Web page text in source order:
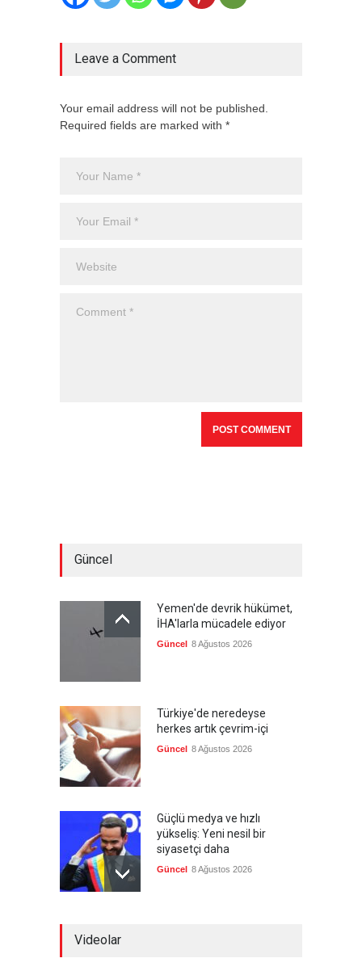
Leave a Comment
Your email address will not be published.
Required fields are marked with *
Güncel
Yemen'de devrik hükümet,
İHA'larla mücadele ediyor
Güncel 8 Ağustos 2026
Türkiye'de neredeyse
herkes artık çevrim-içi
Güncel 8 Ağustos 2026
Güçlü medya ve hızlı
yükseliş: Yeni nesil bir
siyasetçi daha
Güncel 8 Ağustos 2026
Videolar